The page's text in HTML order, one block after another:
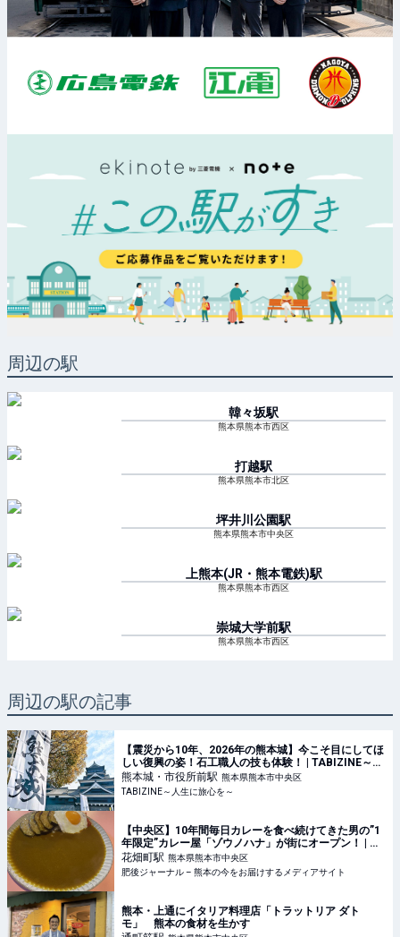
周辺の駅
韓々坂駅
熊本県熊本市西区
打越駅
熊本県熊本市北区
坪井川公園駅
熊本県熊本市中央区
上熊本(JR・熊本電鉄)駅
熊本県熊本市西区
崇城大学前駅
熊本県熊本市西区
周辺の駅の記事
【震災から10年、2026年の熊本城】今こそ目にしてほ
しい復興の姿！石工職人の技も体験！ | TABIZINE～人
生に旅心を～
熊本城・市役所前駅 熊本県熊本市中央区
TABIZINE～人生に旅心を～
【中央区】10年間毎日カレーを食べ続けてきた男の”1
年限定”カレー屋「ゾウノハナ」が街にオープン！ | 肥
後ジャーナル – 熊本の今をお届けするメディアサイト
花畑町駅 熊本県熊本市中央区
肥後ジャーナル – 熊本の今をお届けするメディアサイト
熊本・上通にイタリア料理店「トラットリア ダト
モ」 熊本の食材を生かす